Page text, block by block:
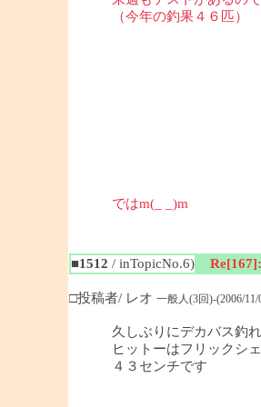
（今年の釣果４６匹）
ではm(_ _)m
■1512 / inTopicNo.6)
□投稿者/ レオ 一般人(3回)-(2006/11/
久しぶりにデカバス釣
ヒットーはフリックシ
４３センチです